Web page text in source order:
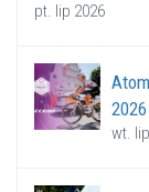
pt. lip 2026
wt.